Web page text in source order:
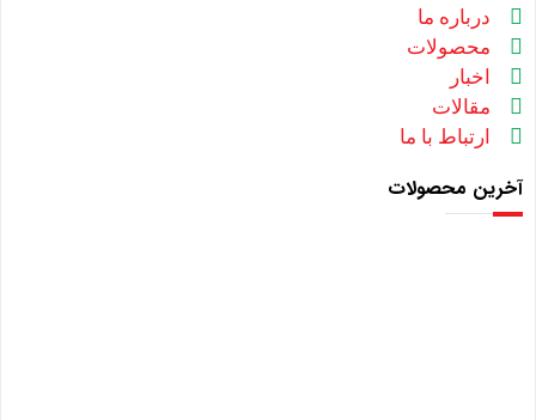
درباره ما
محصولات
اخبار
مقالات
ارتباط با ما
آخرین محصولات